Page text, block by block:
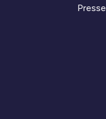
Presse